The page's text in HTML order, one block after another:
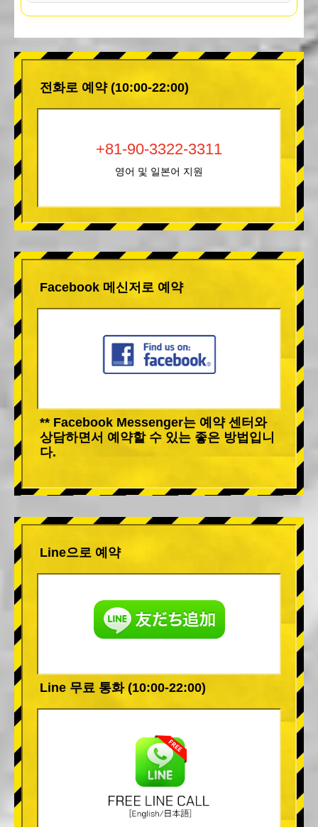
전화로 예약 (10:00-22:00)
+81-90-3322-3311
영어 및 일본어 지원
Facebook 메신저로 예약
** Facebook Messenger는 예약 센터와
상담하면서 예약할 수 있는 좋은 방법입니
다.
Line으로 예약
Line 무료 통화 (10:00-22:00)